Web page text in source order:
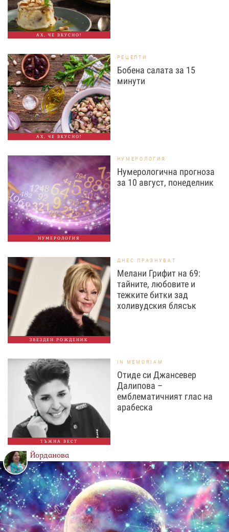
АХ, ЧЕ ВКУСНО!
АХ, ЧЕ ВКУСНО!
РЕЦЕПТИ
Бобена салата за 15
минути
НУМЕРОЛОГИЯ
НУМЕРОЛОГИЯ
Нумерологична прогноза
за 10 август, понеделник
ЗВЕЗДЕН РОЖДЕНИК
ДНЕС ПРАЗНУВАТ
Мелани Грифит на 69:
тайните, любовите и
тежките битки зад
холивудския блясък
ТЪЖНА ВЕСТ
IN MEMORIAM
Отиде си Джансевер
Далипова –
емблематичният глас на
арабеска
Йорданова